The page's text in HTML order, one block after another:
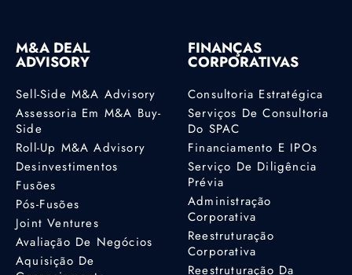
M&A DEAL
ADVISORY
Sell-Side M&A Advisory
Assessoria Em M&A Buy-
Side
Roll-Up M&A Advisory
Desinvestimentos
Fusões
Pós-Fusões
Joint Ventures
Avaliação De Negócios
Aquisição De
FINANÇAS
CORPORATIVAS
Consultoria Estratégica
Serviços De Consultoria
Do SPAC
Financiamento E IPOs
Serviço De Diligência
Prévia
Administração
Corporativa
Reestruturação
Corporativa
Reestruturação Da